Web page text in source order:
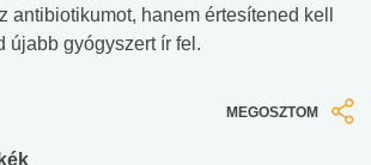
antibiotikumot, hanem értesítened kell
újabb gyógyszert ír fel.
MEGOSZTOM